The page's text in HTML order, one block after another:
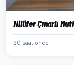
Nilüfer Çınarlı
20 saat önce